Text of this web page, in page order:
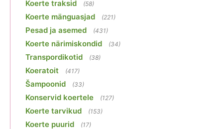
Koerte traksid (58)
Koerte mänguasjad (221)
Pesad ja asemed (431)
Koerte närimiskondid (34)
Transpordikotid (38)
Koeratoit (417)
Šampoonid (33)
Konservid koertele (127)
Koerte tarvikud (153)
Koerte puurid (17)